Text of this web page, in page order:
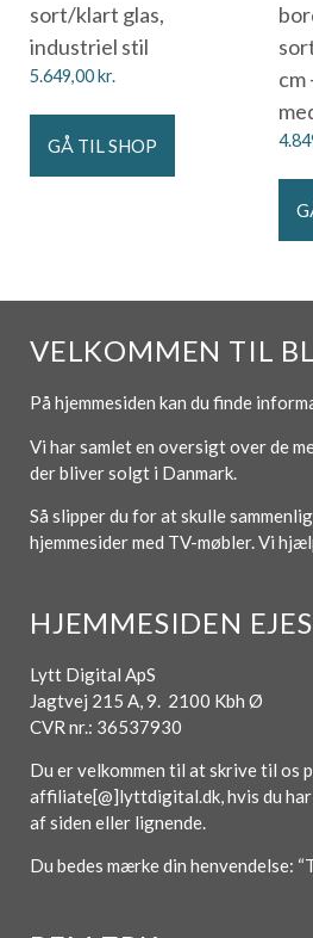
sort/klart glas,
industriel stil
5.649,00kr.
GÅ TIL SHOP
cm
VELKOMMEN TIL
På hjemmesiden kan du finde
Vi har samlet en oversigt over de
der bliver solgt i Danmark.
Så slipper du for at skulle
hjemmesider med TV-møbler. Vi
HJEMMESIDEN
Lytt Digital ApS
Jagtvej 215 A, 9. 2100 Kbh Ø
CVR nr.: 36537930
Du er velkommen til at skrive til os
affiliate[@]lyttdigital.dk, hvis du
af siden eller lignende.
Du bedes mærke din henvendelse: